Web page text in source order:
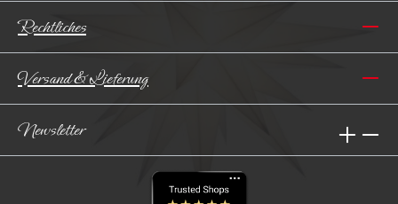
Rechtliches
Versand & Lieferung
Newsletter